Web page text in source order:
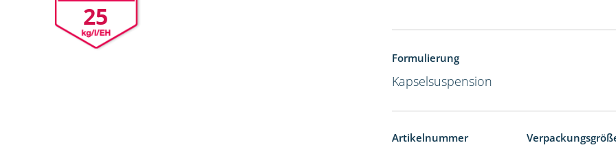
25
Formulierung
Kapselsuspension
Artikelnummer